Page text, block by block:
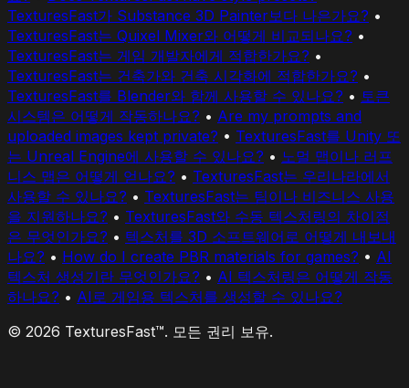
TexturesFast가 Substance 3D Painter보다 나은가요? •
TexturesFast는 Quixel Mixer와 어떻게 비교되나요? •
TexturesFast는 게임 개발자에게 적합한가요? •
TexturesFast는 건축가와 건축 시각화에 적합한가요? •
TexturesFast를 Blender와 함께 사용할 수 있나요? • 토큰
시스템은 어떻게 작동하나요? • Are my prompts and
uploaded images kept private? • TexturesFast를 Unity 또
는 Unreal Engine에 사용할 수 있나요? • 노멀 맵이나 러프
니스 맵은 어떻게 얻나요? • TexturesFast는 우리나라에서
사용할 수 있나요? • TexturesFast는 팀이나 비즈니스 사용
을 지원하나요? • TexturesFast와 수동 텍스처링의 차이점
은 무엇인가요? • 텍스처를 3D 소프트웨어로 어떻게 내보내
나요? • How do I create PBR materials for games? • AI
텍스처 생성기란 무엇인가요? • AI 텍스처링은 어떻게 작동
하나요? • AI로 게임용 텍스처를 생성할 수 있나요?
© 2026 TexturesFast™. 모든 권리 보유.